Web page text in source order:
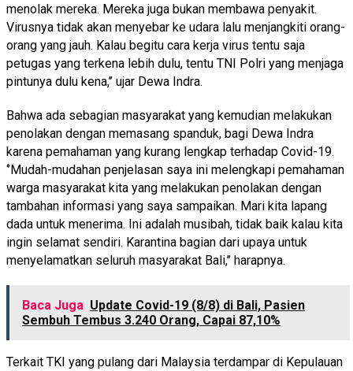
menolak mereka. Mereka juga bukan membawa penyakit.
Virusnya tidak akan menyebar ke udara lalu menjangkiti orang-
orang yang jauh. Kalau begitu cara kerja virus tentu saja
petugas yang terkena lebih dulu, tentu TNI Polri yang menjaga
pintunya dulu kena,’’ ujar Dewa Indra.
Bahwa ada sebagian masyarakat yang kemudian melakukan
penolakan dengan memasang spanduk, bagi Dewa Indra
karena pemahaman yang kurang lengkap terhadap Covid-19.
‘’Mudah-mudahan penjelasan saya ini melengkapi pemahaman
warga masyarakat kita yang melakukan penolakan dengan
tambahan informasi yang saya sampaikan. Mari kita lapang
dada untuk menerima. Ini adalah musibah, tidak baik kalau kita
ingin selamat sendiri. Karantina bagian dari upaya untuk
menyelamatkan seluruh masyarakat Bali,’’ harapnya.
Baca Juga Update Covid-19 (8/8) di Bali, Pasien
Sembuh Tembus 3.240 Orang, Capai 87,10%
Terkait TKI yang pulang dari Malaysia terdampar di Kepulauan